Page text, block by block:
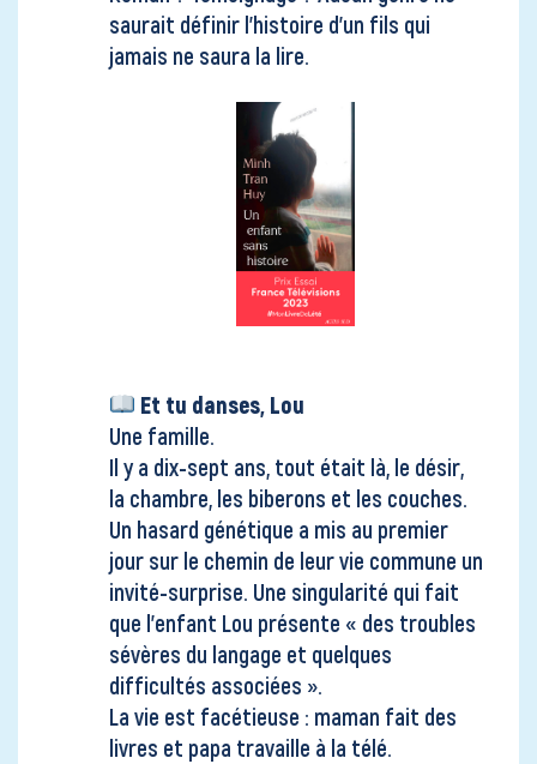
saurait définir l’histoire d’un fils qui
jamais ne saura la lire.
Et tu danses, Lou
Une famille.
Il y a dix-sept ans, tout était là, le désir,
la chambre, les biberons et les couches.
Un hasard génétique a mis au premier
jour sur le chemin de leur vie commune un
invité-surprise. Une singularité qui fait
que l’enfant Lou présente « des troubles
sévères du langage et quelques
difficultés associées ».
La vie est facétieuse : maman fait des
livres et papa travaille à la télé.